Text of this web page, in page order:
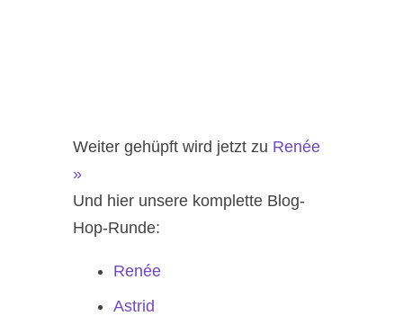
Weiter gehüpft wird jetzt zu Renée
»
Und hier unsere komplette Blog-
Hop-Runde:
Renée
Astrid